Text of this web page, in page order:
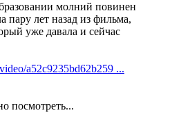
молний повинен
пару лет назад из фильма,
уже давала и сейчас
a52c9235bd62b259 ...
посмотреть...